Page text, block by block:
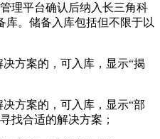
理平台确认后纳入长三角科
库。储备入库包括但不限于以
方案的，可入库，显示“揭
方案的，可入库，显示“部
找合适的解决方案；